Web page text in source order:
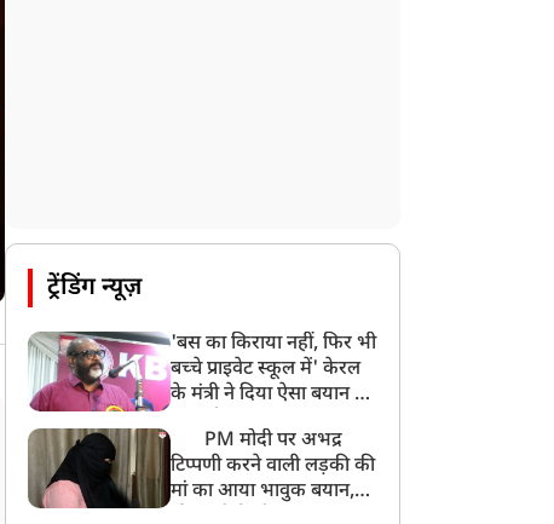
ट्रेंडिंग न्यूज़
'बस का किराया नहीं, फिर भी
बच्चे प्राइवेट स्कूल में' केरल
के मंत्री ने दिया ऐसा बयान की
PM मोदी पर अभद्र
टिप्पणी करने वाली लड़की की
मां का आया भावुक बयान,